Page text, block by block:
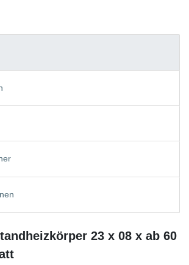
23 x 08 x ab 60